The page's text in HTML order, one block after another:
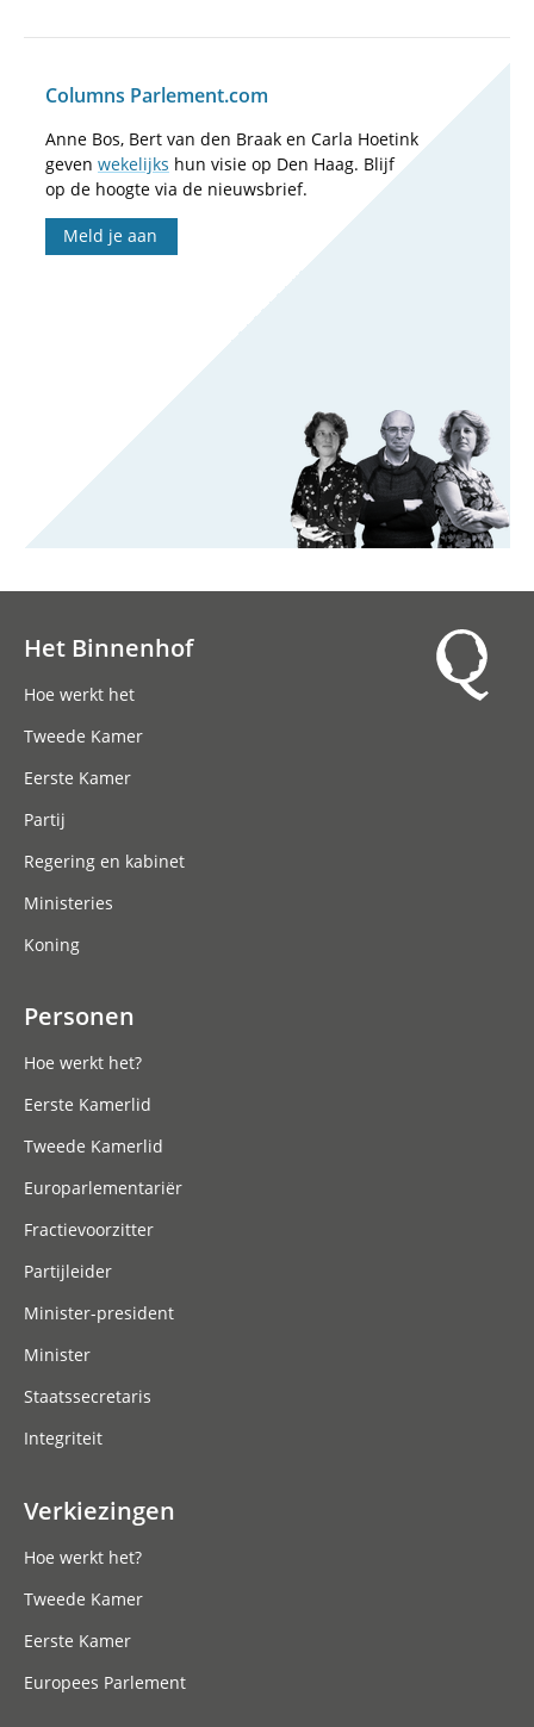
Columns Parlement.com
Anne Bos, Bert van den Braak en Carla Hoetink
geven wekelijks hun visie op Den Haag. Blijf
op de hoogte via de nieuwsbrief.
Meld je aan
Het Binnenhof
Hoe werkt het
Tweede Kamer
Eerste Kamer
Partij
Regering en kabinet
Ministeries
Koning
Personen
Hoe werkt het?
Eerste Kamerlid
Tweede Kamerlid
Europarlementariër
Fractievoorzitter
Partijleider
Minister-president
Minister
Staatssecretaris
Integriteit
Verkiezingen
Hoe werkt het?
Tweede Kamer
Eerste Kamer
Europees Parlement